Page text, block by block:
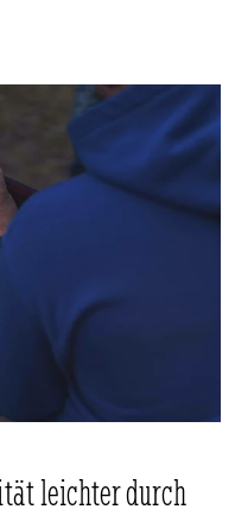
leichter durch